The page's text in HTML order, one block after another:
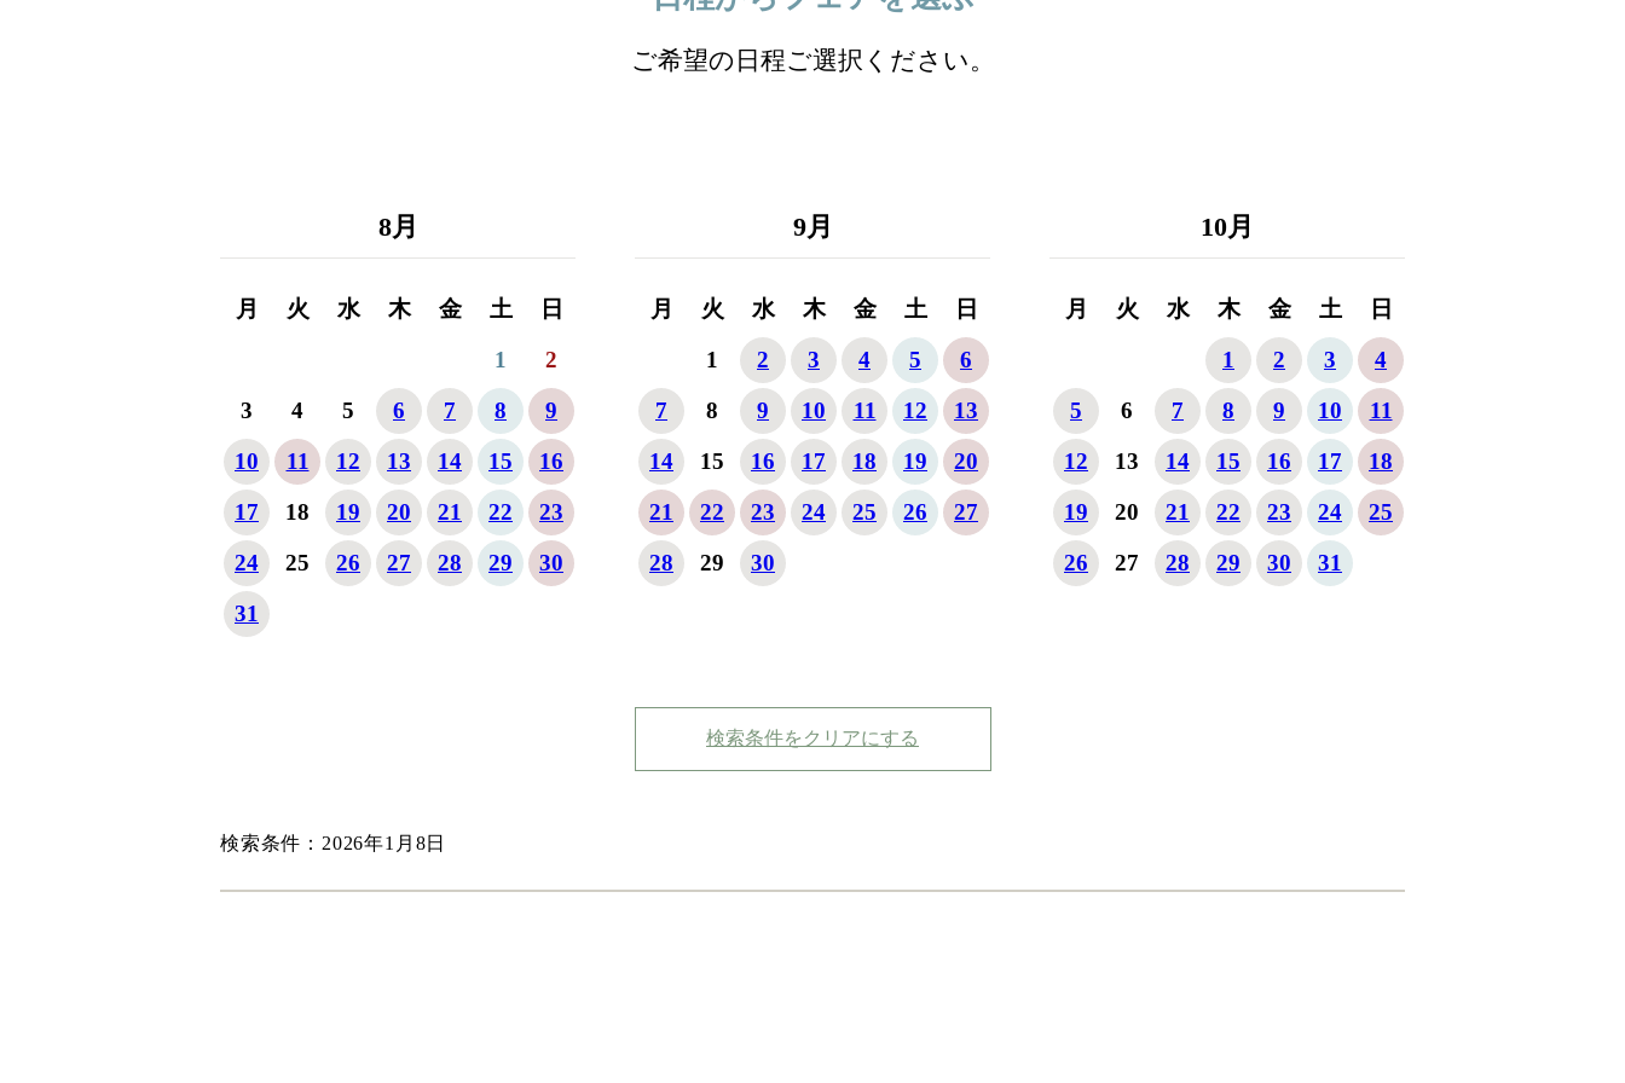
ご希望の日程ご選択ください。
8月
月 火 水 木 金 土
日
1
2
3
4 5 6 7 8
9
10
11 12 13 14 15
16
17
18 19 20 21 22
23
24
25 26 27 28 29
30
31
9月
月 火 水 木 金 土
日
1
2 3 4 5
6
7
8 9 10 11 12
13
14
15 16 17 18 19
20
21
22 23 24 25 26
27
28
29 30
10月
月 火 水 木 金 土
日
1
2 3
4
5
6 7 8 9 10
11
12
13 14 15 16 17
18
19
20 21 22 23 24
25
26
27 28 29 30 31
検索条件をクリアにする
検索条件：2026年1月8日